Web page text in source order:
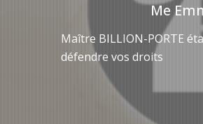
Me
Maître BILLION-PORTE
défendre vos droits